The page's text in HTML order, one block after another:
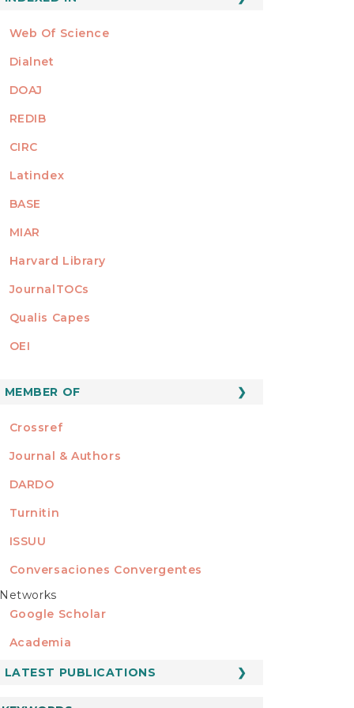
Web Of Science
Dialnet
DOAJ
REDIB
CIRC
Latindex
BASE
MIAR
Harvard Library
JournalTOCs
Qualis Capes
OEI
MEMBER OF
Crossref
Journal & Authors
DARDO
Turnitin
ISSUU
Conversaciones Convergentes
REDES
Google Scholar
Academia
LATEST PUBLICATIONS